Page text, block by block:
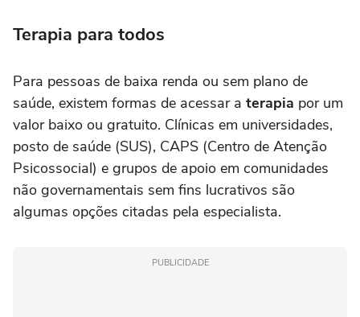
Terapia para todos
Para pessoas de baixa renda ou sem plano de
saúde, existem formas de acessar a terapia por um
valor baixo ou gratuito. Clínicas em universidades,
posto de saúde (SUS), CAPS (Centro de Atenção
Psicossocial) e grupos de apoio em comunidades
não governamentais sem fins lucrativos são
algumas opções citadas pela especialista.
PUBLICIDADE